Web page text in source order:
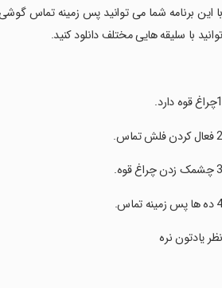
‏با این برنامه شما می توانید پس زمینه تماس
توانید با سلیقه هایی مختلف دانلود کنید.
‏نظر یادتون نره